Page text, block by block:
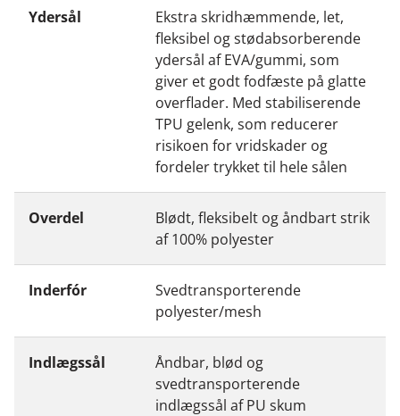
Ydersål
Ekstra skridhæmmende, let,
fleksibel og stødabsorberende
ydersål af EVA/gummi, som
giver et godt fodfæste på glatte
overflader. Med stabiliserende
TPU gelenk, som reducerer
risikoen for vridskader og
fordeler trykket til hele sålen
Overdel
Blødt, fleksibelt og åndbart strik
af 100% polyester
Inderfór
Svedtransporterende
polyester/mesh
Indlægssål
Åndbar, blød og
svedtransporterende
indlægssål af PU skum